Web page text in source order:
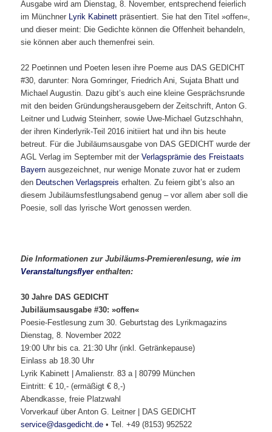
Ausgabe wird am Dienstag, 8. November, entsprechend feierlich
im Münchner Lyrik Kabinett präsentiert. Sie hat den Titel »offen«,
und dieser meint: Die Gedichte können die Offenheit behandeln,
sie können aber auch themenfrei sein.
22 Poetinnen und Poeten lesen ihre Poeme aus DAS GEDICHT
#30, darunter: Nora Gomringer, Friedrich Ani, Sujata Bhatt und
Michael Augustin. Dazu gibt’s auch eine kleine Gesprächsrunde
mit den beiden Gründungsherausgebern der Zeitschrift, Anton G.
Leitner und Ludwig Steinherr, sowie Uwe-Michael Gutzschhahn,
der ihren Kinderlyrik-Teil 2016 initiiert hat und ihn bis heute
betreut. Für die Jubiläumsausgabe von DAS GEDICHT wurde der
AGL Verlag im September mit derVerlagsprämie des Freistaats
Bayern ausgezeichnet, nur wenige Monate zuvor hat er zudem
den Deutschen Verlagspreis erhalten. Zu feiern gibt’s also an
diesem Jubiläumsfestlungsabend genug – vor allem aber soll die
Poesie, soll das lyrische Wort genossen werden.
Die Informationen zur Jubiläums-Premierenlesung, wie im
Veranstaltungsflyerenthalten:
30 Jahre DAS GEDICHT
Jubiläumsausgabe #30: »offen«
Poesie-Festlesung zum 30. Geburtstag des Lyrikmagazins
Dienstag, 8. November 2022
19:00 Uhr bis ca. 21:30 Uhr (inkl. Getränkepause)
Einlass ab 18.30 Uhr
Lyrik Kabinett | Amalienstr. 83 a | 80799 München
Eintritt: € 10,- (ermäßigt € 8,-)
Abendkasse, freie Platzwahl
Vorverkauf über Anton G. Leitner | DAS GEDICHT
service@dasgedicht.de • Tel. +49 (8153) 952522